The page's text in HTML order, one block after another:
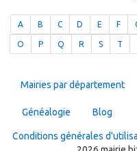
A B C D E F
O P Q R S T
Mairies par département
Généalogie Blog
Conditions générales